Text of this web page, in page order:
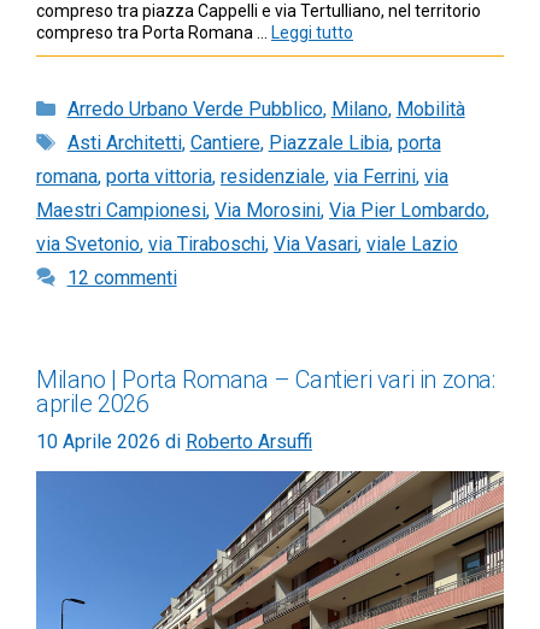
compreso tra piazza Cappelli e via Tertulliano, nel territorio
compreso tra Porta Romana …
Leggi tutto
Categorie
Arredo Urbano Verde Pubblico, Milano, Mobilità
Tag
Asti Architetti, Cantiere, Piazzale Libia, porta
romana, porta vittoria, residenziale, via Ferrini, via
Maestri Campionesi, Via Morosini, Via Pier Lombardo,
via Svetonio, via Tiraboschi, Via Vasari, viale Lazio
12 commenti
Milano | Porta Romana – Cantieri vari in zona:
aprile 2026
10 Aprile 2026 di Roberto Arsuffi